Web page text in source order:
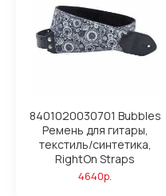
8401020030701 Bubbles
Ремень для гитары,
текстиль/синтетика,
RightOn Straps
4640р.